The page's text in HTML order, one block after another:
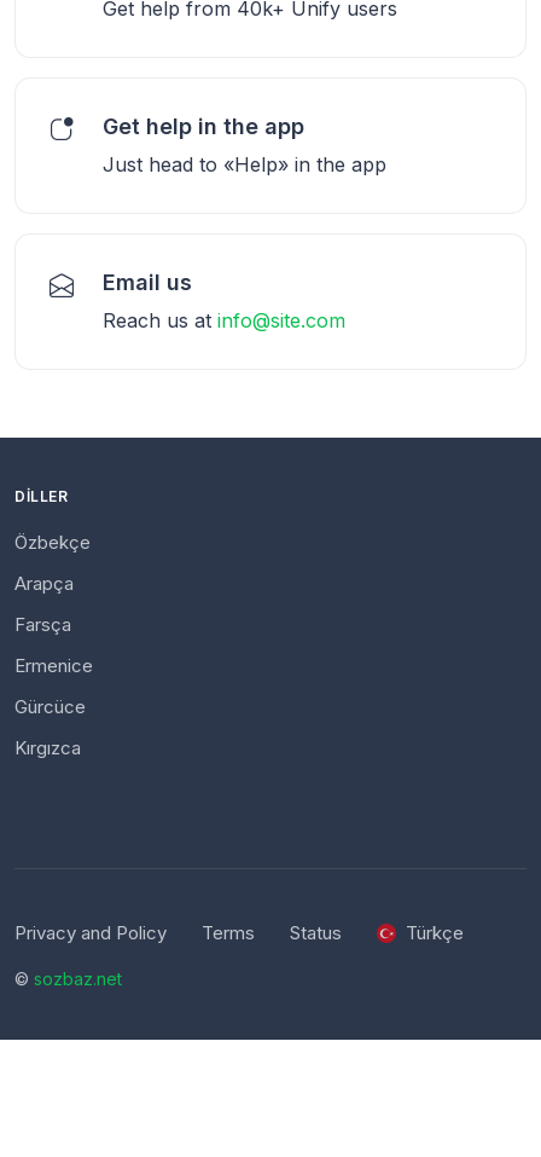
Get help from 40k+ Unify users
Get help in the app
Just head to «Help» in the app
Email us
Reach us at info@site.com
DILLER
Özbekçe
Arapça
Farsça
Ermenice
Gürcüce
Kırgızca
Privacy and Policy Terms Status Türkçe
© sozbaz.net